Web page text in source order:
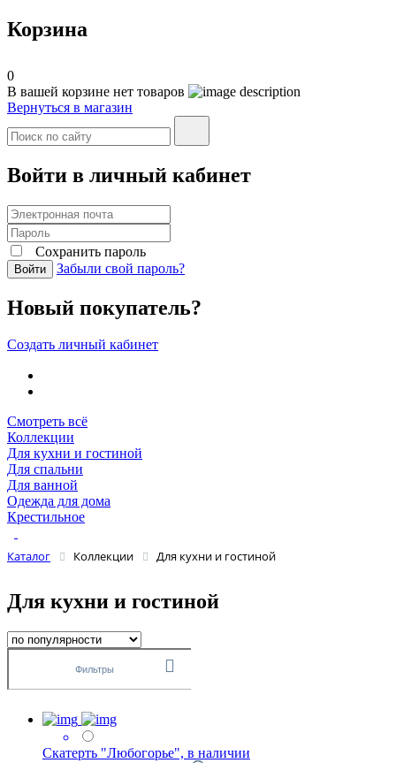
Корзина
0
В вашей корзине нет товаров
Вернуться в магазин
Войти в личный кабинет
Сохранить пароль
Войти Забыли свой пароль?
Новый покупатель?
Создать личный кабинет
Смотреть всё
Коллекции
Для кухни и гостиной
Для спальни
Для ванной
Одежда для дома
Крестильное
Каталог Коллекции Для кухни и гостиной
Для кухни и гостиной
Фильтры
Скатерть "Любогорье", в наличии